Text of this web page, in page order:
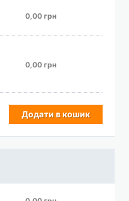
0,00 грн
0,00 грн
Додати в кошик